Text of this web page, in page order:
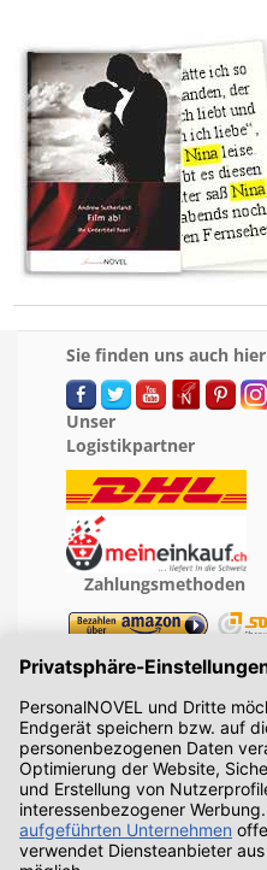
Sie finden uns auch hier
Unser
Logistikpartner
Zahlungsmethoden
Geprüfte Leistung
Recht